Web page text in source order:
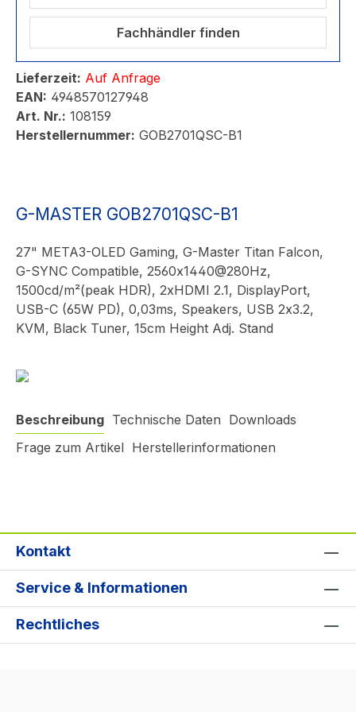
Fachhändler finden
Lieferzeit: Auf Anfrage
EAN: 4948570127948
Art. Nr.: 108159
Herstellernummer: GOB2701QSC-B1
G-MASTER GOB2701QSC-B1
27" META3-OLED Gaming, G-Master Titan Falcon,
G-SYNC Compatible, 2560x1440@280Hz,
1500cd/m²(peak HDR), 2xHDMI 2.1, DisplayPort,
USB-C (65W PD), 0,03ms, Speakers, USB 2x3.2,
KVM, Black Tuner, 15cm Height Adj. Stand
Beschreibung Technische Daten Downloads
Frage zum Artikel Herstellerinformationen
Kontakt
Service & Informationen
Rechtliches